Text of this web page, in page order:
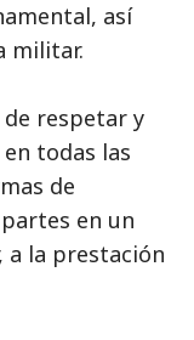
así
militar.
respetar y
todas las
de
en un
a la prestación